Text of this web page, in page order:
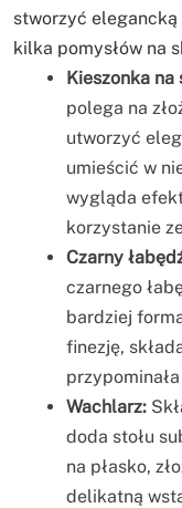
stworzyć
kilka pomysłów na
Kieszonka na
polega na
utworzyć
umieścić w
wygląda
korzystanie
Czarny
czarnego
bardziej
finezję,
Wachlarz:
doda stołu
na płasko,
delikatną